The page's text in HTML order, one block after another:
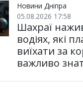
Новини Дніпра
05.08.2026 17:58
Шахраї
водіях, які
виїхати за
важливо